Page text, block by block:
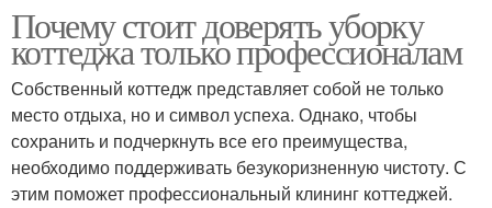
Почему стоит доверять уборку
коттеджа только профессионалам
Собственный коттедж представляет собой не только
место отдыха, но и символ успеха. Однако, чтобы
сохранить и подчеркнуть все его преимущества,
необходимо поддерживать безукоризненную чистоту. С
этим поможет профессиональный клининг коттеджей.